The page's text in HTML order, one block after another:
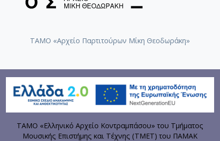
ΤΑΜΟ «Αρχείο Παρτιτούρων Μίκη Θεοδωράκη»
ΤΑΜΟ «Ελληνικό Αρχείο Κοντραμπάσου» του Τμήματος
Μουσικής Επιστήμης και Τέχνης (ΤΜΕΤ) του ΠΑΜΑΚ